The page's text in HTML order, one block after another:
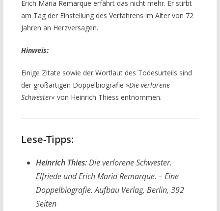
Erich Maria Remarque erfährt das nicht mehr. Er stirbt
am Tag der Einstellung des Verfahrens im Alter von 72
Jahren an Herzversagen.
Hinweis:
Einige Zitate sowie der Wortlaut des Todesurteils sind
der großartigen Doppelbiografie »Die verlorene
Schwester« von Heinrich Thiess entnommen.
Lese-Tipps:
Heinrich Thies:Die verlorene Schwester.
Elfriede und Erich Maria Remarque. – Eine
Doppelbiografie. Aufbau Verlag, Berlin, 392
Seiten